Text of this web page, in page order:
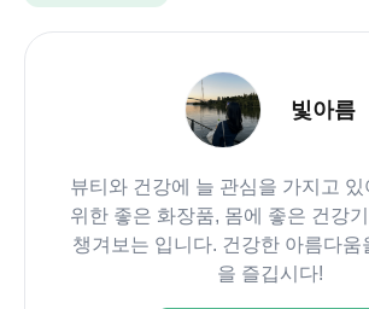
빛아름
뷰티와 건강에 늘 관심을 가지고
위한 좋은 화장품, 몸에 좋은 건강
챙겨보는 입니다. 건강한 아름다움
을 즐깁시다!